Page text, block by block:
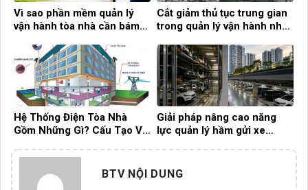
Vì sao phần mềm quản lý
vận hành tòa nhà cần bám
Cắt giảm thủ tục trung gian
trong quản lý vận hành nhà
Hệ Thống Điện Tòa Nhà
Gồm Những Gì? Cấu Tạo Và
Vận Hành
Giải pháp nâng cao năng
lực quản lý hầm gửi xe
BTV NỘI DUNG